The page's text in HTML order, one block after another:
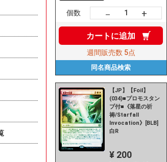
個数 － +
カートに追加
週間販売数 5点
同名商品検索
【JP】【Foil】
(034)■プロモスタン
プ付■《落星の祈
祷/Starfall
Invocation》[BLB]
白R
¥ 200